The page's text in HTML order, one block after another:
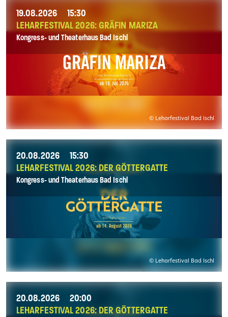
19.08.2026
15:30
LEHARFESTIVAL 2026: GRÄFIN MARIZA
Kongress- und Theaterhaus Bad Ischl
© Leharfestival Bad Ischl
20.08.2026
15:30
LEHARFESTIVAL 2026: DER GÖTTERGATTE
Kongress- und Theaterhaus Bad Ischl
© Leharfestival Bad Ischl
20.08.2026
20:00
LEHARFESTIVAL 2026: DER GÖTTERGATTE